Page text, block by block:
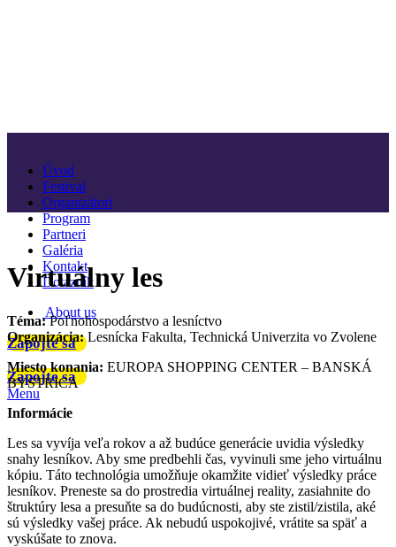
Úvod
Festival
Organizátori
Program
Partneri
Galéria
Kontakt
Dotazník
About us
Zapojte sa
Zapojte sa
Menu
Virtuálny les
Téma:Poľnohospodárstvo a lesníctvo
Organizácia:Lesnícka Fakulta, Technická Univerzita vo Zvolene
Miesto konania: EUROPA SHOPPING CENTER – BANSKÁ
BYSTRICA
Informácie
Les sa vyvíja veľa rokov a až budúce generácie uvidia výsledky
snahy lesníkov. Aby sme predbehli čas, vyvinuli sme jeho virtuálnu
kópiu. Táto technológia umožňuje okamžite vidieť výsledky práce
lesníkov. Preneste sa do prostredia virtuálnej reality, zasiahnite do
štruktúry lesa a presuňte sa do budúcnosti, aby ste zistil/zistila, aké
sú výsledky vašej práce. Ak nebudú uspokojivé, vrátite sa späť a
vyskúšate to znova.